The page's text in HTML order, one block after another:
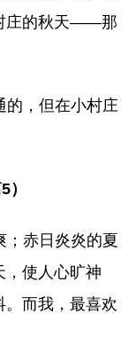
庄的秋天——那
的，但在小村庄
赤日炎炎的夏
，使人心旷神
。而我，最喜欢